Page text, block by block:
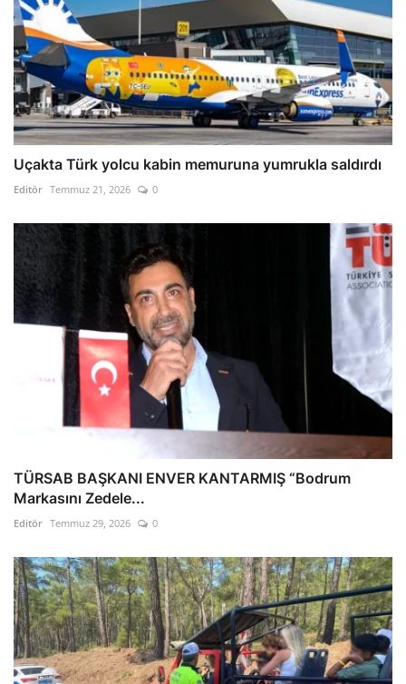
Uçakta Türk yolcu kabin memuruna yumrukla saldırdı
Editör Temmuz 21, 2026 0
TÜRSAB BAŞKANI ENVER KANTARMIŞ “Bodrum
Markasını Zedele...
Editör Temmuz 29, 2026 0